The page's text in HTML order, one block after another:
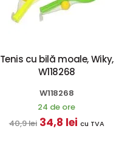
Tenis cu bilă moale, Wiky,
W118268
W118268
24 de ore
40,9 lei 34,8 lei cu TVA